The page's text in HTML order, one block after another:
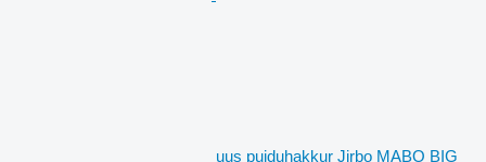
uus puiduhakkur Jirbo MABO BIG